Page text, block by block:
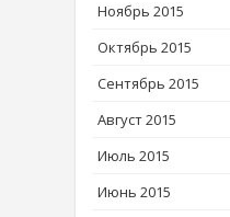
Ноябрь 2015
Октябрь 2015
Сентябрь 2015
Август 2015
Июль 2015
Июнь 2015